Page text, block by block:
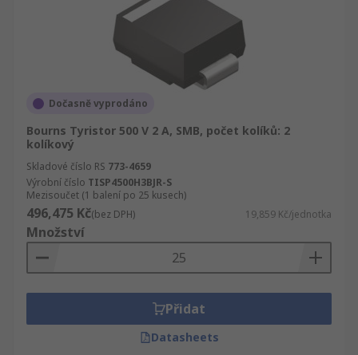
Dočasně vyprodáno
Bourns Tyristor 500 V 2 A, SMB, počet kolíků: 2
kolíkový
Skladové číslo RS 773-4659
Výrobní číslo TISP4500H3BJR-S
Mezisoučet (1 balení po 25 kusech)
496,475 Kč(bez DPH) 19,859 Kč/jednotka
Množství
Přidat
Datasheets